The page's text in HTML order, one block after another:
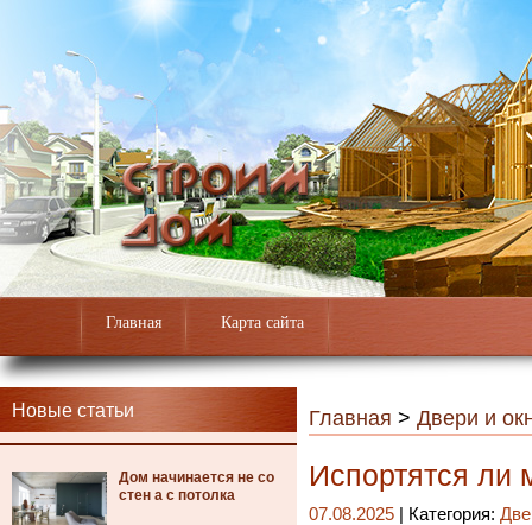
Главная Карта сайта
Новые статьи
Дом начинается не со
стен а с потолка
Главная > Двери и
Испортятся ли
07.08.2025 | Категория: